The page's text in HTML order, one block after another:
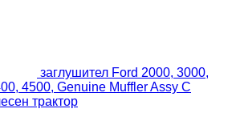
заглушител Ford 2000, 3000,
4500, Genuine Muffler Assy C
трактор